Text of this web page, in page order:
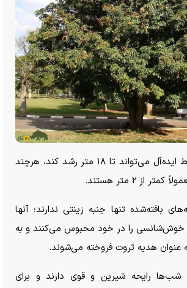
در شرایط ایده‌آل می‌تواند تا ۱۸ متر رشد کند، هرچند
از ۲ متر هستند.
بافته‌شده تنها جنبه زینتی ندارند؛ آنها
خوش‌شانسی را در خود محبوس می‌کنند و به
عنوان هدیه ثروت فروخته می‌شوند.
رایحه شیرین و قوی دارند و برای